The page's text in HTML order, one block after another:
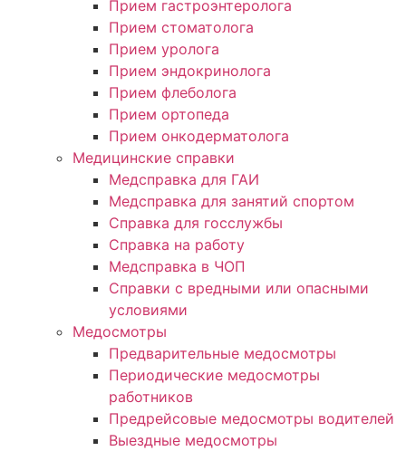
Прием гастроэнтеролога
Прием стоматолога
Прием уролога
Прием эндокринолога
Прием флеболога
Прием ортопеда
Прием онкодерматолога
Медицинские справки
Медсправка для ГАИ
Медсправка для занятий спортом
Справка для госслужбы
Справка на работу
Медсправка в ЧОП
Справки с вредными или опасными
условиями
Медосмотры
Предварительные медосмотры
Периодические медосмотры
работников
Предрейсовые медосмотры водителей
Выездные медосмотры